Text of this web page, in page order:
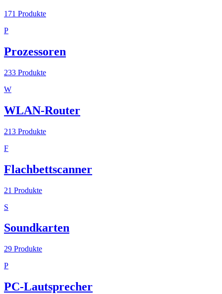
171 Produkte
P
Prozessoren
233 Produkte
W
WLAN-Router
213 Produkte
F
Flachbettscanner
21 Produkte
S
Soundkarten
29 Produkte
P
PC-Lautsprecher